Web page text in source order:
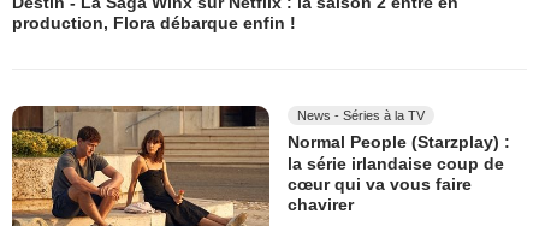
production, Flora débarque enfin !
News - Séries à la TV
Normal People (Starzplay) :
la série irlandaise coup de
cœur qui va vous faire
chavirer